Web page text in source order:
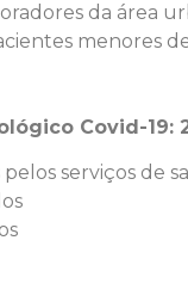
da área
menores
Covid-19:
pelos serviços de